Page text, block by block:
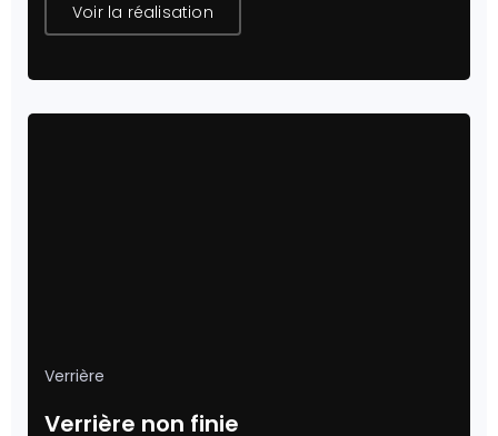
Voir la réalisation
Verrière
Verrière non finie